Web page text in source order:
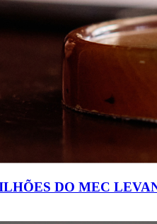
DO MEC